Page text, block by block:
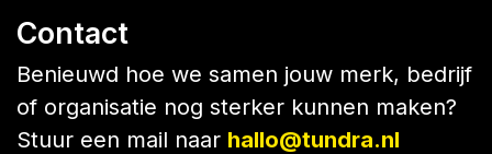
Contact
Benieuwd hoe we samen jouw merk, bedrijf
of organisatie nog sterker kunnen maken?
Stuur een mail naar hallo@tundra.nl